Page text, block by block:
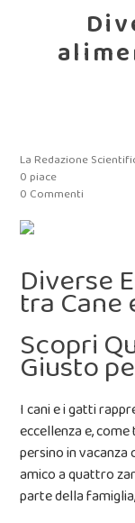
La Redazione
0piace
0 Commenti
Diverse
tra Cane
Scopri
Giusto
I cani e i gatti
eccellenza e,
persino in vacanza
amico a quattro
parte della